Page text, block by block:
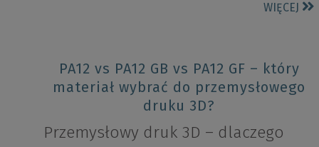
WIĘCEJ
PA12 vs PA12 GB vs PA12 GF – który
materiał wybrać do przemysłowego
druku 3D?
Przemysłowy druk 3D – dlaczego